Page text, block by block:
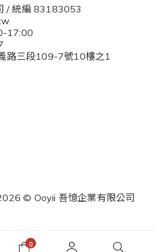
/ 統編 83183053
17:00
路三段109-7號10樓之1
© Ooyii 吾憶企業有限公司